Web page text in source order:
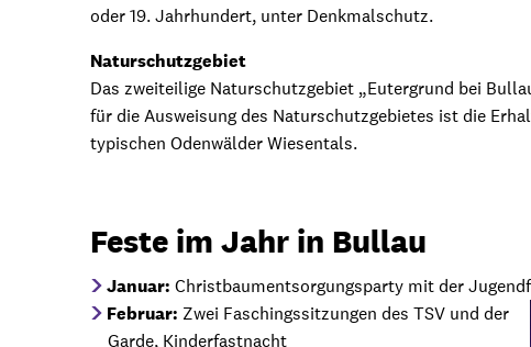
oder 19. Jahrhundert, unter Denkmalschutz.
Naturschutzgebiet
Das zweiteilige Naturschutzgebiet „Eutergrund bei
für die Ausweisung des Naturschutzgebietes ist die
typischen Odenwälder Wiesentals.
Feste im Jahr in Bullau
Januar: Christbaumentsorgungsparty mit der
Februar: Zwei Faschingssitzungen des TSV und der
Garde, Kinderfastnacht